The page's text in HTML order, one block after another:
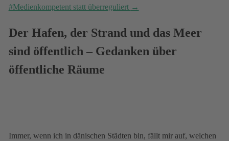
#Medienkompetent statt überreguliert →
Der Hafen, der Strand und das Meer
sind öffentlich – Gedanken über
öffentliche Räume
Immer, wenn ich in dänischen Städten bin, fällt mir auf, welchen